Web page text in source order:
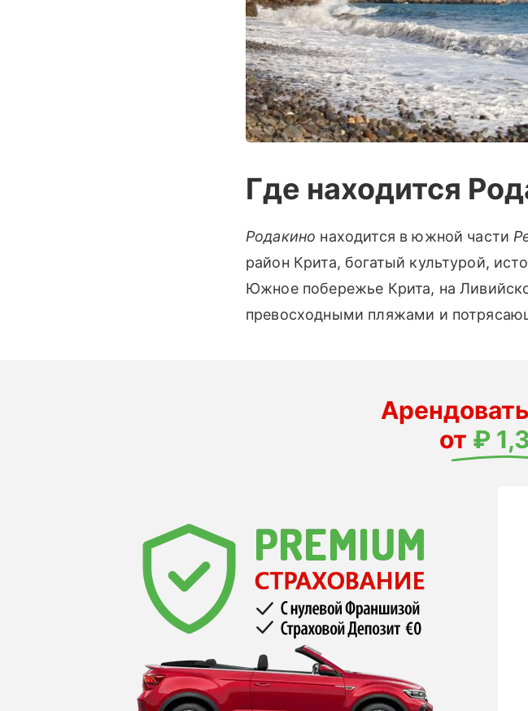
Где находится
Родакино находится в южной части
район Крита, богатый культурой,
Южное побережье Крита, на
превосходными пляжами и
от ₽